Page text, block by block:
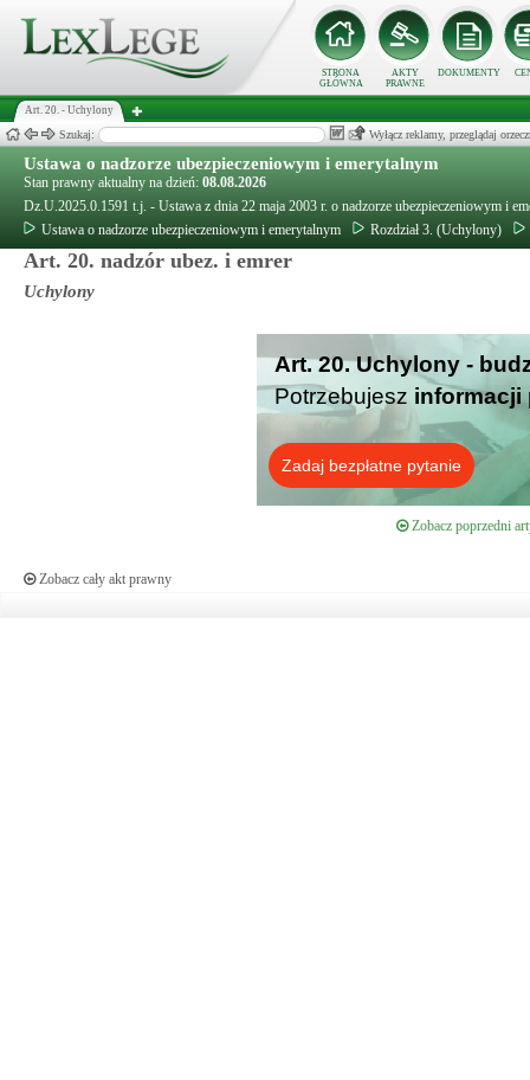
STRONA
GŁÓWNA
AKTY
PRAWNE
DOKUMENTY
Art. 20. - Uchylony
Szukaj: Wyłącz reklamy, przeglądaj
Ustawa o nadzorze ubezpieczeniowym i emerytalnym
Stan prawny aktualny na dzień: 08.08.2026
Dz.U.2025.0.1591 t.j. - Ustawa z dnia 22 maja 2003 r. o nadzorze ubezpieczeniowym i
Ustawa o nadzorze ubezpieczeniowym i emerytalnym
Rozdział 3. (Uchylony)
Art. 20. nadzór ubez. i emrer
Uchylony
Art. 20. Uchylony -
Potrzebujesz informacji
Zadaj bezpłatne pytanie
Zobacz poprzedni
Zobacz cały akt prawny